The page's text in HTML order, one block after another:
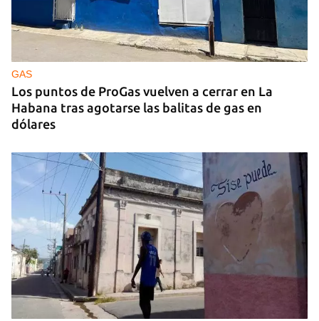
GAS
Los puntos de ProGas vuelven a cerrar en La
Habana tras agotarse las balitas de gas en
dólares